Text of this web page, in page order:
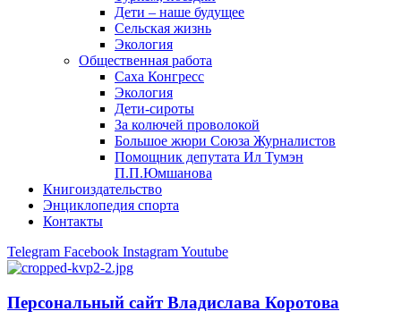
Дети – наше будущее
Сельская жизнь
Экология
Общественная работа
Саха Конгресс
Экология
Дети-сироты
За колючей проволокой
Большое жюри Союза Журналистов
Помощник депутата Ил Тумэн
П.П.Юмшанова
Книгоиздательство
Энциклопедия спорта
Контакты
Telegram Facebook InstagramYoutube
Персональный сайт Владислава Коротова